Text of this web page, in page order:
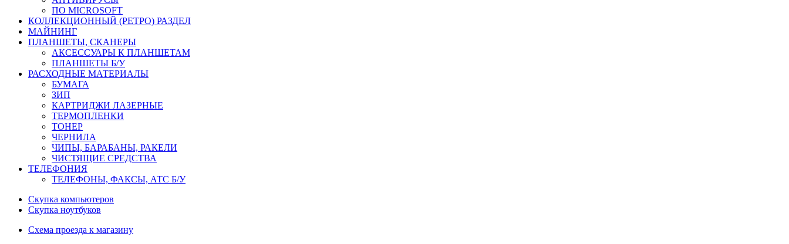
ПО MICROSOFT
КОЛЛЕКЦИОННЫЙ (РЕТРО) РАЗДЕЛ
МАЙНИНГ
ПЛАНШЕТЫ, СКАНЕРЫ
АКСЕССУАРЫ К ПЛАНШЕТАМ
ПЛАНШЕТЫ Б/У
РАСХОДНЫЕ МАТЕРИАЛЫ
БУМАГА
ЗИП
КАРТРИДЖИ ЛАЗЕРНЫЕ
ТЕРМОПЛЕНКИ
ТОНЕР
ЧЕРНИЛА
ЧИПЫ, БАРАБАНЫ, РАКЕЛИ
ЧИСТЯЩИЕ СРЕДСТВА
ТЕЛЕФОНИЯ
ТЕЛЕФОНЫ, ФАКСЫ, АТС Б/У
Скупка компьютеров
Cкупка ноутбуков
Схема проезда к магазину